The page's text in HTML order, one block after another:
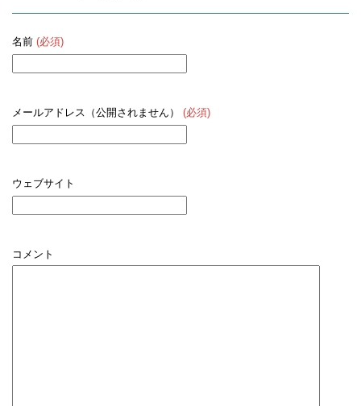
名前 (必須)
メールアドレス（公開されません） (必須)
ウェブサイト
コメント